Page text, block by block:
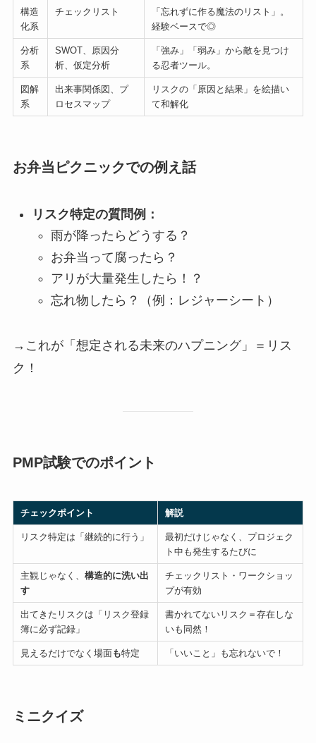
構造
化系
チェックリスト
「忘れずに作る魔法のリスト」。
経験ベースで◎
分析
系
SWOT、原因分
析、仮定分析
「強み」「弱み」から敵を見つけ
る忍者ツール。
図解
系
出来事関係図、プ
ロセスマップ
リスクの「原因と結果」を絵描い
て和解化
お弁当ピクニックでの例え話
リスク特定の質問例：
雨が降ったらどうする？
お弁当って腐ったら？
アリが大量発生したら！？
忘れ物したら？（例：レジャーシート）
→これが「想定される未来のハプニング」＝リス
ク！
PMP試験でのポイント
チェックポイント 解説
リスク特定は「継続的に行う」
最初だけじゃなく、プロジェク
ト中も発生するたびに
主観じゃなく、 構造的に洗い出
す
チェックリスト・ワークショッ
プが有効
出てきたリスクは「リスク登録
簿に必ず記録」
書かれてないリスク＝存在しな
いも同然！
見えるだけでなく場面も特定 「いいこと」も忘れないで！
ミニクイズ